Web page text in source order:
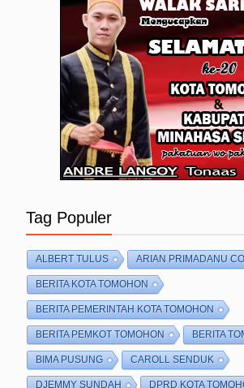
Tag Populer
ALBERT TULUS ARIAN PRIMADANU
BERITA KOTA TOMOHON
BERITA PEMERINTAH KOTA TOMOHON
BERITA PEMKOT TOMOHON BERITA
BIMA PUSUNG CAROLL SENDUK
DJEMMY SUNDAH DPRD KOTA